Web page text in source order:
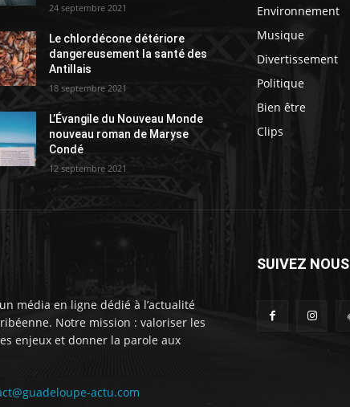
24 septembre 2021
Le chlordécone détériore
dangereusement la santé des
Antillais
18 septembre 2021
L’Évangile du Nouveau Monde
nouveau roman de Maryse
Condé
12 septembre 2021
Environnement
Musique
Divertissement
Politique
Bien être
Clips
média en ligne dédié à l’actualité
Notre mission : valoriser les
enjeux et donner la parole aux
actu.com
SUIVEZ NOUS